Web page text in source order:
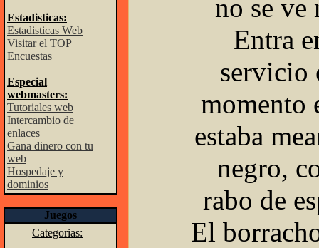
Estadisticas:
Estadisticas Web
Visitar el TOP
Encuestas
Especial
webmasters:
Tutoriales web
Intercambio de
enlaces
Gana dinero con tu
web
Hospedaje y
dominios
Juegos
Categorias:
no se ve
Entra
servicio
momento
estaba
negro,
rabo de
El